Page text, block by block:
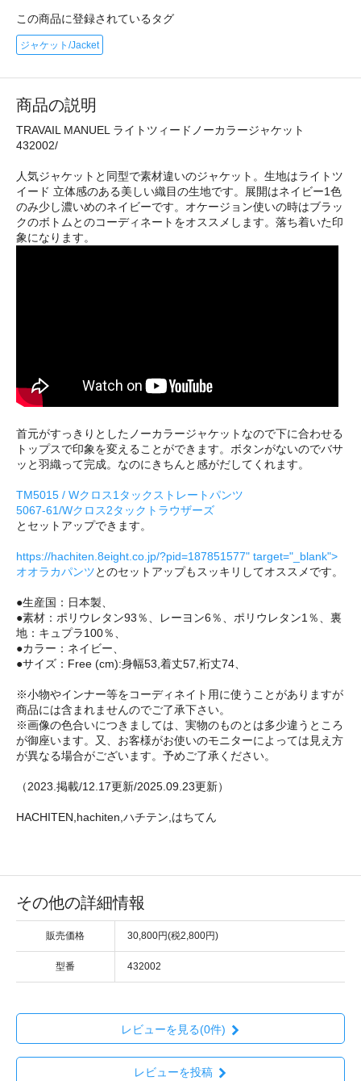
この商品に登録されているタグ
ジャケット/Jacket
商品の説明
TRAVAIL MANUEL ライトツィードノーカラージャケット
432002/
人気ジャケットと同型で素材違いのジャケット。生地はライトツ
イード 立体感のある美しい織目の生地です。展開はネイビー1色
のみ少し濃いめのネイビーです。オケージョン使いの時はブラッ
クのボトムとのコーディネートをオススメします。落ち着いた印
象になります。
首元がすっきりとしたノーカラージャケットなので下に合わせる
トップスで印象を変えることができます。ボタンがないのでバサ
ッと羽織って完成。なのにきちんと感がだしてくれます。
TM5015 / Wクロス1タックストレートパンツ
5067-61/Wクロス2タックトラウザーズ
とセットアップできます。
https://hachiten.8eight.co.jp/?pid=187851577" target="_blank">
オオラカパンツとのセットアップもスッキリしてオススメです。
●生産国：日本製、
●素材：ポリウレタン93％、レーヨン6％、ポリウレタン1％、裏
地：キュプラ100％、
●カラー：ネイビー、
●サイズ：Free (cm):身幅53,着丈57,裄丈74、
※小物やインナー等をコーディネイト用に使うことがありますが
商品には含まれませんのでご了承下さい。
※画像の色合いにつきましては、実物のものとは多少違うところ
が御座います。又、お客様がお使いのモニターによっては見え方
が異なる場合がございます。予めご了承ください。
（2023.掲載/12.17更新/2025.09.23更新）
HACHITEN,hachiten,ハチテン,はちてん
その他の詳細情報
販売価格 30,800円(税2,800円)
型番 432002
レビューを見る(0件)
レビューを投稿